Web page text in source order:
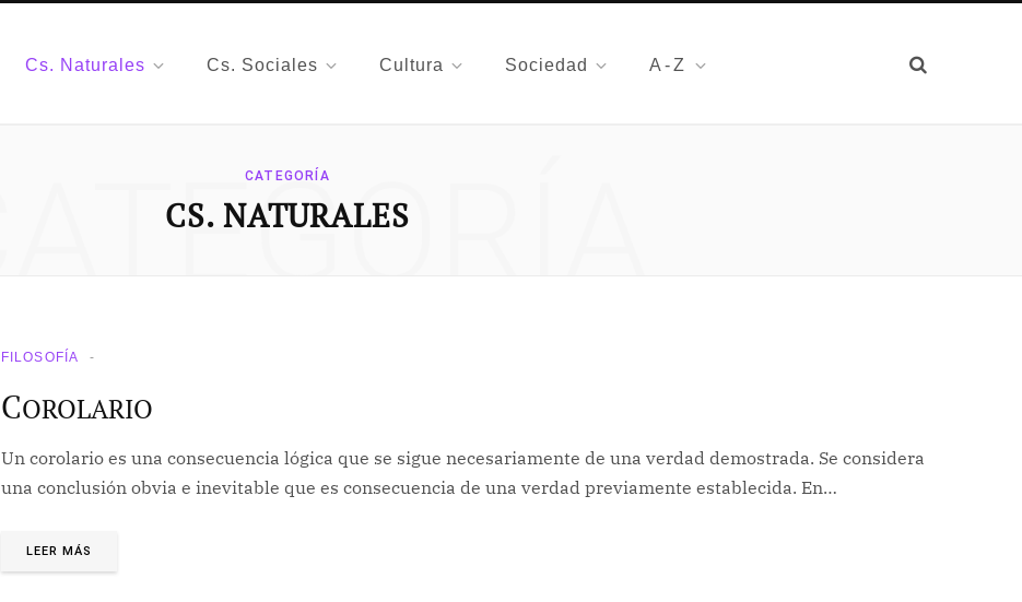
Cs. Naturales Cs. Sociales Cultura Sociedad A-Z
CATEGORÍA
CS. NATURALES
CATEGORÍA
FILOSOFÍA
COROLARIO
Un corolario es una consecuencia lógica que se sigue necesariamente de una verdad demostrada. Se considera
una conclusión obvia e inevitable que es consecuencia de una verdad previamente establecida. En…
LEER MÁS